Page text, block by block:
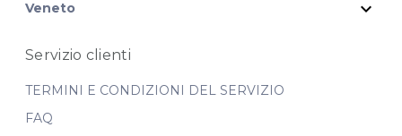
Veneto expand_more
Servizio clienti
TERMINI E CONDIZIONI DEL SERVIZIO
FAQ